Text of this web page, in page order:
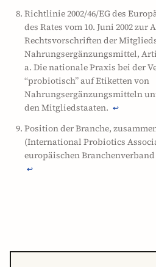
Richtlinie 2002/46/EG des
des Rates vom 10. Juni 2002 zur
Rechtsvorschriften der
Nahrungsergänzungsmittel,
a. Die nationale Praxis bei der
“probiotisch” auf Etiketten von
Nahrungsergänzungsmitteln
den Mitgliedstaaten. ↩
Position der Branche,
(International Probiotics
europäischen
↩